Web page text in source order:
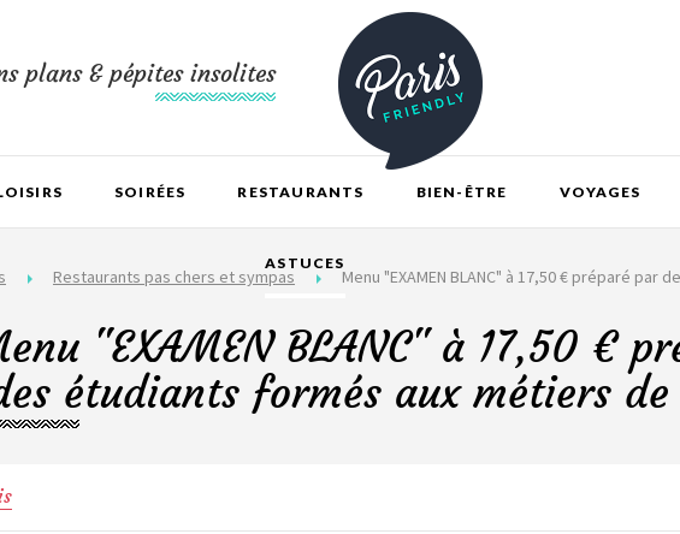
plans & pépites insolites
SOIRÉES RESTAURANTS BIEN-ÊTRE VOYAGES
ASTUCES
Restaurants pas chers et sympas Menu "EXAMEN BLANC" à 17,50 € préparé
"EXAMEN BLANC" à 17,50 €
étudiants formés aux métiers